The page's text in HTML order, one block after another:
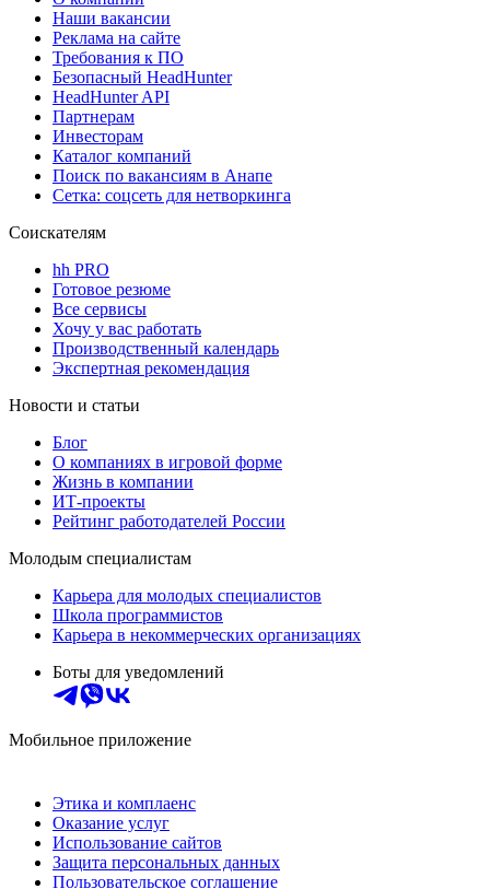
Наши вакансии
Реклама на сайте
Требования к ПО
Безопасный HeadHunter
HeadHunter API
Партнерам
Инвесторам
Каталог компаний
Поиск по вакансиям в Анапе
Сетка: соцсеть для нетворкинга
Соискателям
hh PRO
Готовое резюме
Все сервисы
Хочу у вас работать
Производственный календарь
Экспертная рекомендация
Новости и статьи
Блог
О компаниях в игровой форме
Жизнь в компании
ИТ-проекты
Рейтинг работодателей России
Молодым специалистам
Карьера для молодых специалистов
Школа программистов
Карьера в некоммерческих организациях
Боты для уведомлений
Мобильное приложение
Этика и комплаенс
Оказание услуг
Использование сайтов
Защита персональных данных
Пользовательское соглашение